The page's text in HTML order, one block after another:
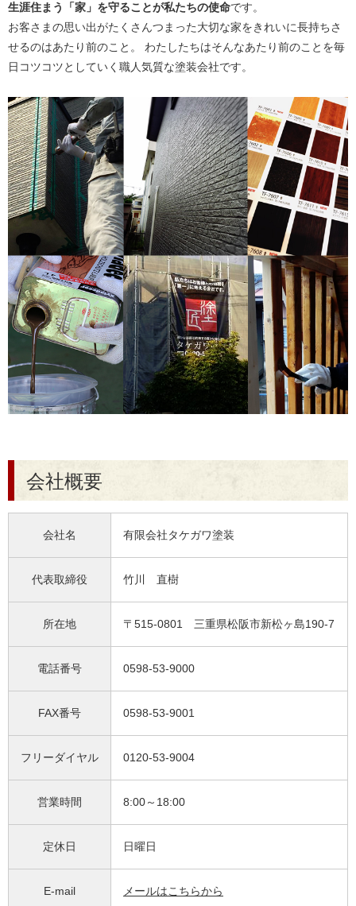
生涯住まう「家」を守ることが私たちの使命です。
お客さまの思い出がたくさんつまった大切な家をきれいに長持ちさ
せるのはあたり前のこと。 わたしたちはそんなあたり前のことを毎
日コツコツとしていく職人気質な塗装会社です。
会社概要
会社名 有限会社タケガワ塗装
代表取締役 竹川 直樹
所在地 〒515-0801 三重県松阪市新松ヶ島190-7
電話番号 0598-53-9000
FAX番号 0598-53-9001
フリーダイヤル 0120-53-9004
営業時間 8:00～18:00
定休日 日曜日
E-mail メールはこちらから